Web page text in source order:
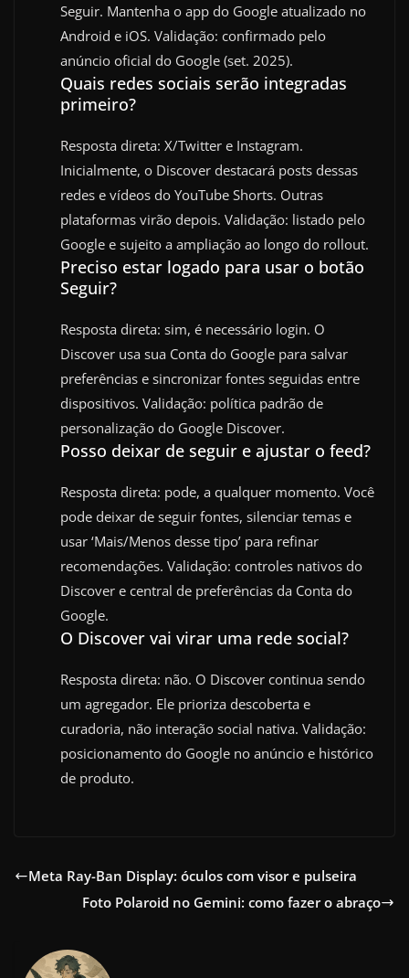
Seguir. Mantenha o app do Google atualizado no
Android e iOS. Validação: confirmado pelo
anúncio oficial do Google (set. 2025).
Quais redes sociais serão integradas
primeiro?
Resposta direta: X/Twitter e Instagram.
Inicialmente, o Discover destacará posts dessas
redes e vídeos do YouTube Shorts. Outras
plataformas virão depois. Validação: listado pelo
Google e sujeito a ampliação ao longo do rollout.
Preciso estar logado para usar o botão
Seguir?
Resposta direta: sim, é necessário login. O
Discover usa sua Conta do Google para salvar
preferências e sincronizar fontes seguidas entre
dispositivos. Validação: política padrão de
personalização do Google Discover.
Posso deixar de seguir e ajustar o feed?
Resposta direta: pode, a qualquer momento. Você
pode deixar de seguir fontes, silenciar temas e
usar ‘Mais/Menos desse tipo’ para refinar
recomendações. Validação: controles nativos do
Discover e central de preferências da Conta do
Google.
O Discover vai virar uma rede social?
Resposta direta: não. O Discover continua sendo
um agregador. Ele prioriza descoberta e
curadoria, não interação social nativa. Validação:
posicionamento do Google no anúncio e histórico
de produto.
Meta Ray-Ban Display: óculos com visor e pulseira
Foto Polaroid no Gemini: como fazer o abraço